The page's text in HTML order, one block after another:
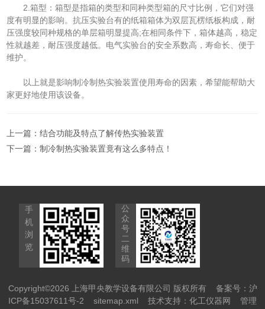
2.箱型：箱型是指箱的类型和同种类型箱的尺寸比例，它们对强
度有明显的影响。抗压实验台有的纸箱箱体为双层瓦楞纸板构成，耐
压强度较同种规格的单层箱明显提高;在相同条件下，箱体越高，稳定
性就越差，耐压强度越低。电气实验台的安全系数高，寿命长、便于
维护。
以上就是影响制冷制热实验装置使用寿命的因素，希望能帮助大
家更好地使用该设备。
上一篇：结合功能及特点了解传热实验装置
下一篇：制冷制热实验装置竟有这么多特点！
手
机
浏
览
公
众
号
二
维
码
Copyright©2026 上海甲央教学设备有限公司 版权所有 备案号：沪
ICP备15037611号-2
sitemap.xml 技术支持： 化工仪器网
管理